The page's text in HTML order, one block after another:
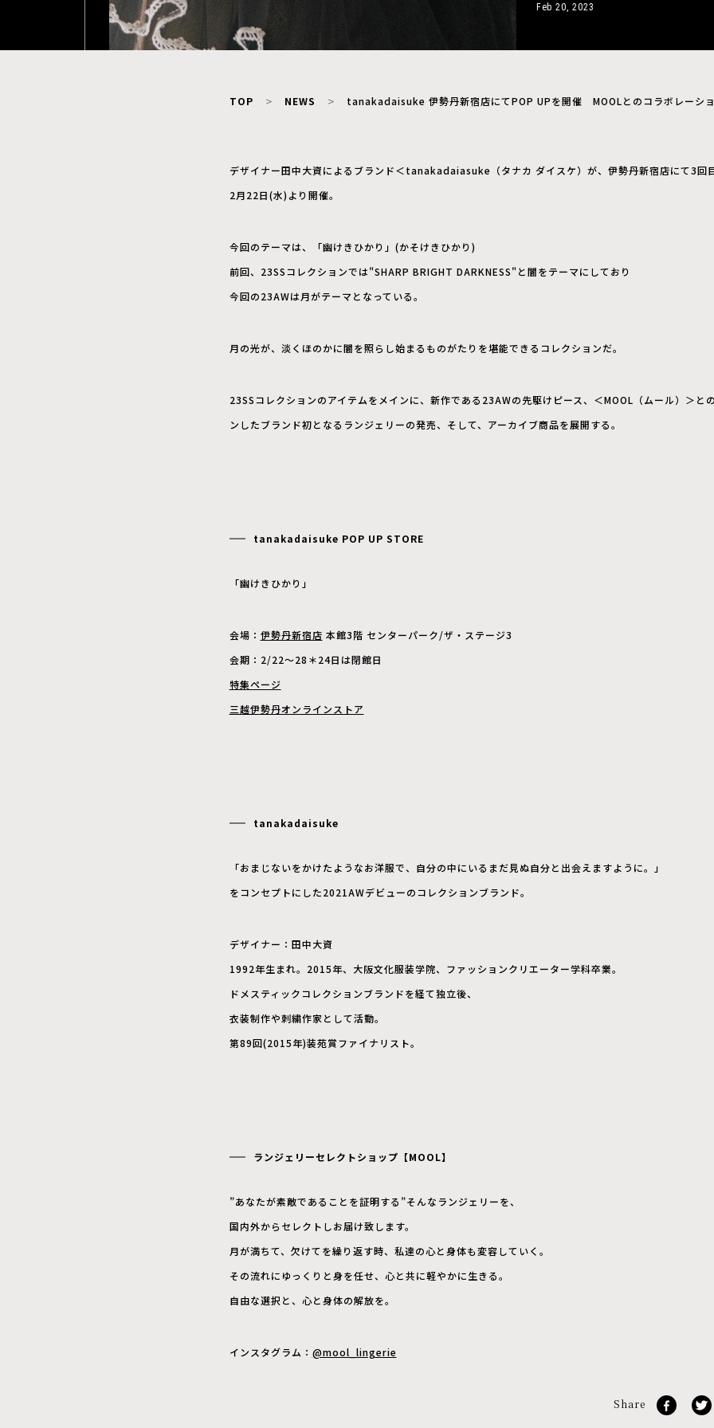
Feb 20, 2023
TOP NEWS tanakadaisuke 伊勢丹新宿店にてPOP UPを開催 MOOLとのコラボレーシ
デザイナー田中大資によるブランド＜tanakadaiasuke（タナカ ダイスケ）が、伊勢丹新宿店にて3回
2月22日(水)より開催。
今回のテーマは、「幽けきひかり」(かそけきひかり)
前回、23SSコレクションでは"SHARP BRIGHT DARKNESS"と闇をテーマにしており
今回の23AWは月がテーマとなっている。
月の光が、淡くほのかに闇を照らし始まるものがたりを堪能できるコレクションだ。
23SSコレクションのアイテムをメインに、新作である 23AWの先駆けピース、＜MOOL （ムール）＞と
ンしたブランド初となるランジェリーの発売、そして、アーカイブ商品を展開する。
tanakadaisuke POP UP STORE
「幽けきひかり」
会場： 伊勢丹新宿店 本館3階 センターパーク/ザ・ステージ3
会期：2/22〜28＊24日は閉館日
特集ページ
三越伊勢丹オンラインストア
tanakadaisuke
「おまじないをかけたようなお洋服で、自分の中にいるまだ見ぬ自分と出会えますように。」
をコンセプトにした2021AWデビューのコレクションブランド。
デザイナー：田中大資
1992年生まれ。2015年、大阪文化服装学院、ファッションクリエーター学科卒業。
ドメスティックコレクションブランドを経て独立後、
衣装制作や刺繍作家として活動。
第89回(2015年)装苑賞ファイナリスト。
ランジェリーセレクトショップ【MOOL】
”あなたが素敵であることを証明する ”そんなランジェリーを、
国内外からセレクトしお届け致します。
月が満ちて、欠けてを繰り返す時、私達の心と身体も変容していく。
その流れにゆっくりと身を任せ、心と共に軽やかに生きる。
自由な選択と、心と身体の解放を。
インスタグラム： @mool_lingerie
Share